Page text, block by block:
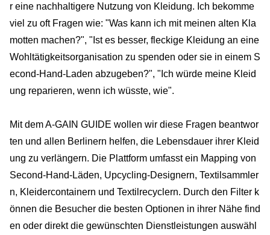
r eine nachhaltigere Nutzung von Kleidung. Ich bekomme
viel zu oft Fragen wie: "Was kann ich mit meinen alten Kla
motten machen?", "Ist es besser, fleckige Kleidung an eine
Wohltätigkeitsorganisation zu spenden oder sie in einem S
econd-Hand-Laden abzugeben?", "Ich würde meine Kleid
ung reparieren, wenn ich wüsste, wie".
Mit dem A-GAIN GUIDE wollen wir diese Fragen beantwor
ten und allen Berlinern helfen, die Lebensdauer ihrer Kleid
ung zu verlängern. Die Plattform umfasst ein Mapping von
Second-Hand-Läden, Upcycling-Designern, Textilsammler
n, Kleidercontainern und Textilrecyclern. Durch den Filter k
önnen die Besucher die besten Optionen in ihrer Nähe find
en oder direkt die gewünschten Dienstleistungen auswähl